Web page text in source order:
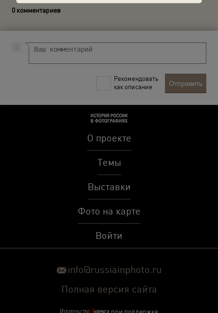
0 комментариев
Рекомендовать
как описание
Отправить
О проекте
Темы
Выставки
Фото на карте
Войти
info@russiainphoto.ru
Полная версия сайта
при поддержке